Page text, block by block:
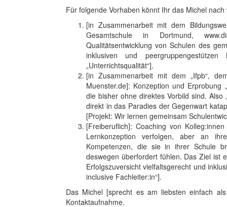
Für folgende Vorhaben könnt Ihr das Michel
[in Zusammenarbeit mit dem
Gesamtschule in Dortmund,
Qualitätsentwicklung von Schulen des
inklusiven und
„Unterrichtsqualität“].
[in Zusammenarbeit mit dem „Ifpb“,
Muenster.de]: Konzeption und Erprobung
die bisher ohne direktes Vorbild sind.
direkt in das Paradies der Gegenwart
[Projekt: Wir lernen gemeinsam
[Freiberuflich]: Coaching von
Lernkonzeption verfolgen, aber an
Kompetenzen, die sie in ihrer Schule
deswegen überfordert fühlen. Das Ziel ist
Erfolgszuversicht vielfaltsgerecht und
inclusive Fachleiter:in“].
Das Michel [sprecht es am liebsten einfach
Kontaktaufnahme.